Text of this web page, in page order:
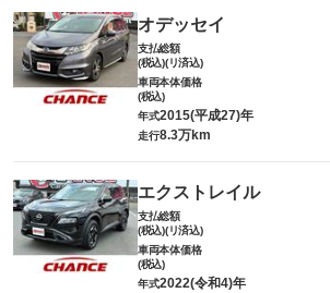
オデッセイ
支払総額
(税込)(リ済込)
車両本体価格
(税込)
年式2015(平成27)年
走行8.3万km
エクストレイル
支払総額
(税込)(リ済込)
車両本体価格
(税込)
年式2022(令和4)年